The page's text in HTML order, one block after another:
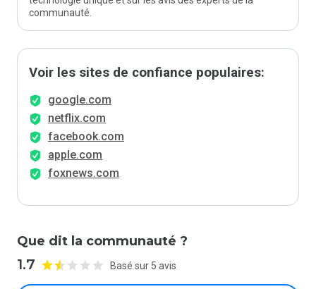
communauté.
Voir les sites de confiance populaires:
google.com
netflix.com
facebook.com
apple.com
foxnews.com
Que dit la communauté ?
1.7 Basé sur 5 avis